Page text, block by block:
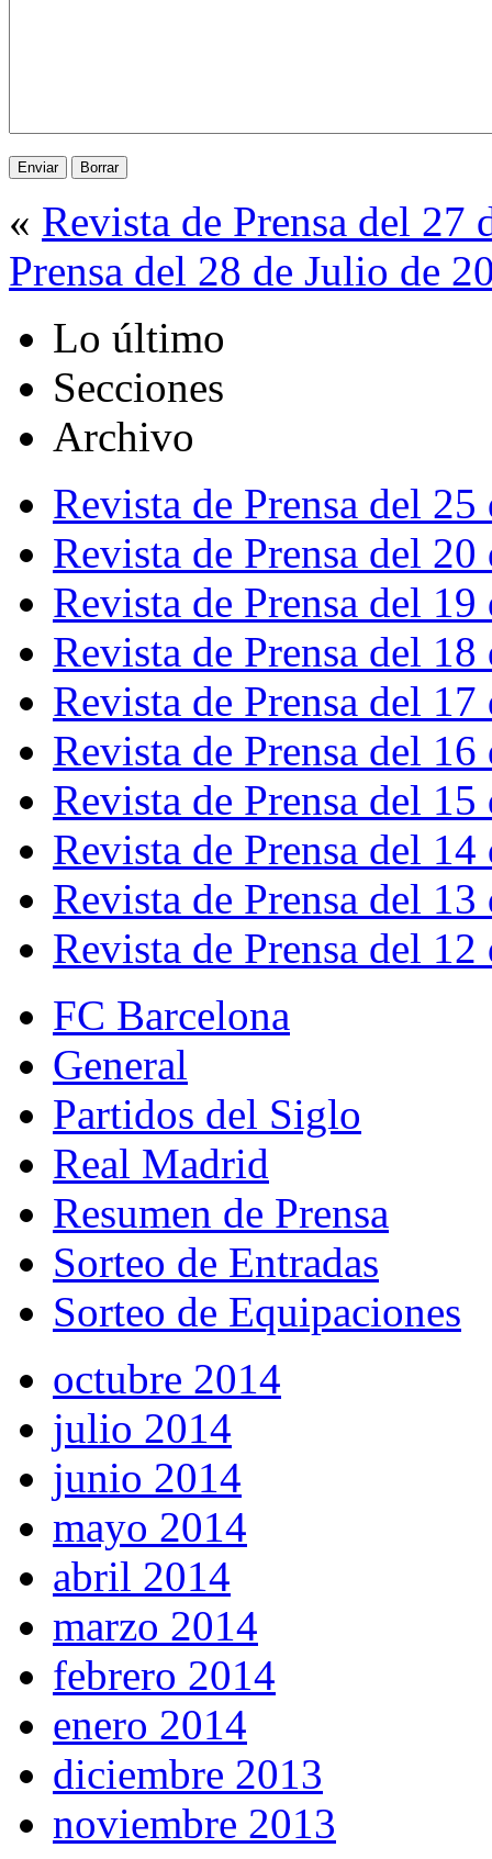
« Revista de Prensa del 27
Prensa del 28 de Julio de
Lo último
Secciones
Archivo
Revista de Prensa del
Revista de Prensa del
Revista de Prensa del
Revista de Prensa del
Revista de Prensa del
Revista de Prensa del
Revista de Prensa del
Revista de Prensa del
Revista de Prensa del
Revista de Prensa del
FC Barcelona
General
Partidos del Siglo
Real Madrid
Resumen de Prensa
Sorteo de Entradas
Sorteo de Equipaciones
octubre 2014
julio 2014
junio 2014
mayo 2014
abril 2014
marzo 2014
febrero 2014
enero 2014
diciembre 2013
noviembre 2013